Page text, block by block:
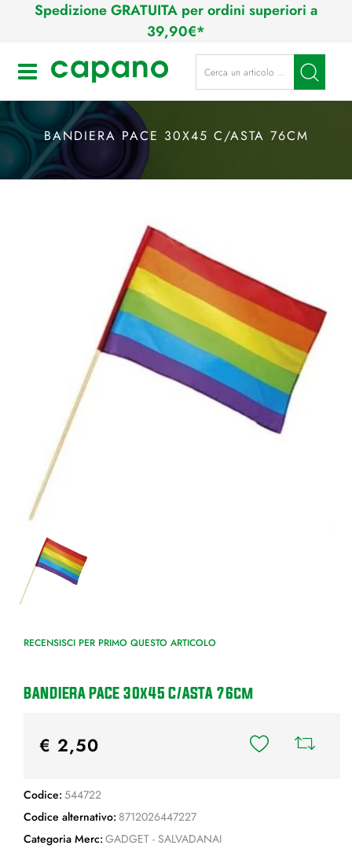
Spedizione GRATUITA per ordini superiori a
39,90€*
Open La modifica di un filtro
BANDIERA PACE 30X45 C/ASTA 76CM
RECENSISCI PER PRIMO QUESTO ARTICOLO
BANDIERA PACE 30x45 C/ASTA 76cm
€ 2,50
Codice: 544722
Codice alternativo: 8712026447227
Categoria Merc: GADGET - SALVADANAI